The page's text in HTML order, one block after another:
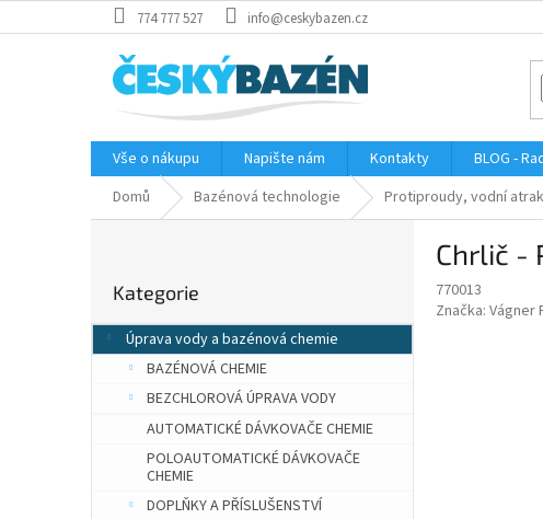
na
774 777 527 info@ceskybazen.cz
Vše o nákupu Napište nám Kontakty BLOG -
Domů
Bazénová technologie Protiproudy, vodní
r
a
kategorie
Kategorie
Úprava vody a bazénová chemie
BAZÉNOVÁ CHEMIE
BEZCHLOROVÁ ÚPRAVA VODY
AUTOMATICKÉ DÁVKOVAČE CHEMIE
POLOAUTOMATICKÉ DÁVKOVAČE
CHEMIE
DOPLŇKY A PŘÍSLUŠENSTVÍ
Chrlič -
770013
Značka: Vágner